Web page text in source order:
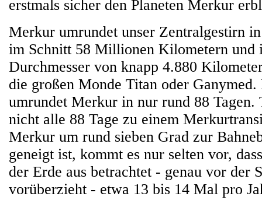
erstmals sicher den Planeten Merkur
Merkur umrundet unser Zentralgestirn
im Schnitt 58 Millionen Kilometern und
Durchmesser von knapp 4.880
die großen Monde Titan oder Ganymed.
umrundet Merkur in nur rund 88 Tagen.
nicht alle 88 Tage zu einem
Merkur um rund sieben Grad zur
geneigt ist, kommt es nur selten vor,
der Erde aus betrachtet - genau vor der
vorüberzieht - etwa 13 bis 14 Mal pro